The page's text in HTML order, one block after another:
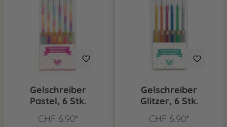
Gelschreiber
Pastel, 6 Stk.
CHF 6.90*
Gelschreiber
Glitzer, 6 Stk.
CHF 6.90*